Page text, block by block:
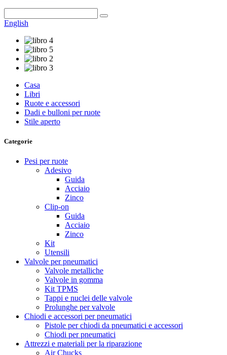
English
Casa
Libri
Ruote e accessori
Dadi e bulloni per ruote
Stile aperto
Categorie
Pesi per ruote
Adesivo
Guida
Acciaio
Zinco
Clip-on
Guida
Acciaio
Zinco
Kit
Utensili
Valvole per pneumatici
Valvole metalliche
Valvole in gomma
Kit TPMS
Tappi e nuclei delle valvole
Prolunghe per valvole
Chiodi e accessori per pneumatici
Pistole per chiodi da pneumatici e accessori
Chiodi per pneumatici
Attrezzi e materiali per la riparazione
Air Chucks